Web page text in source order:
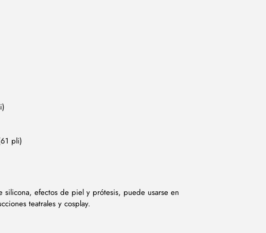
pli)
efectos de piel y prótesis, puede usarse en
teatrales y cosplay.